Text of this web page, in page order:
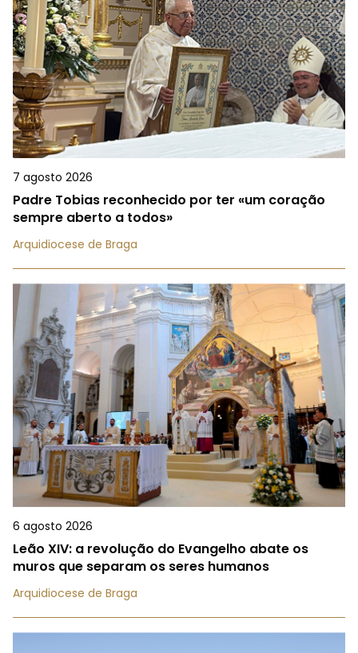
7 agosto 2026
Padre Tobias reconhecido por ter «um coração
sempre aberto a todos»
Arquidiocese de Braga
6 agosto 2026
Leão XIV: a revolução do Evangelho abate os
muros que separam os seres humanos
Arquidiocese de Braga